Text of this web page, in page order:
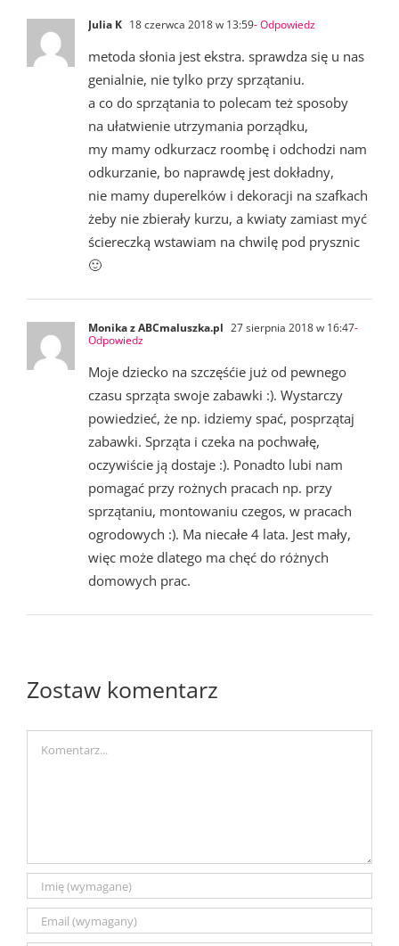
Julia K 18 czerwca 2018 w 13:59- Odpowiedz
metoda słonia jest ekstra. sprawdza się u nas
genialnie, nie tylko przy sprzątaniu.
a co do sprzątania to polecam też sposoby
na ułatwienie utrzymania porządku,
my mamy odkurzacz roombę i odchodzi nam
odkurzanie, bo naprawdę jest dokładny,
nie mamy duperelków i dekoracji na szafkach
żeby nie zbierały kurzu, a kwiaty zamiast myć
ściereczką wstawiam na chwilę pod prysznic
🙂
Monika z ABCmaluszka.pl 27 sierpnia 2018 w 16:47-
Odpowiedz
Moje dziecko na szczęśćie już od pewnego
czasu sprząta swoje zabawki :). Wystarczy
powiedzieć, że np. idziemy spać, posprzątaj
zabawki. Sprząta i czeka na pochwałę,
oczywiście ją dostaje :). Ponadto lubi nam
pomagać przy rożnych pracach np. przy
sprzątaniu, montowaniu czegos, w pracach
ogrodowych :). Ma niecałe 4 lata. Jest mały,
więc może dlatego ma chęć do różnych
domowych prac.
Zostaw komentarz